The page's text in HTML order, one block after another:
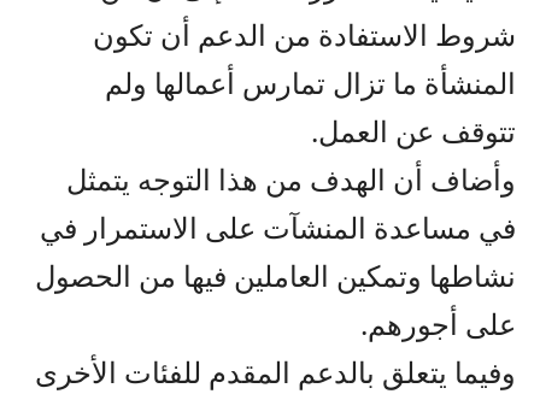
شروط الاستفادة من الدعم أن تكون
المنشأة ما تزال تمارس أعمالها ولم
تتوقف عن العمل.
وأضاف أن الهدف من هذا التوجه يتمثل
في مساعدة المنشآت على الاستمرار في
نشاطها وتمكين العاملين فيها من الحصول
على أجورهم.
وفيما يتعلق بالدعم المقدم للفئات الأخرى